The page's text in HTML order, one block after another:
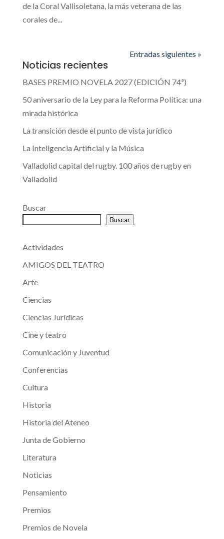
de la Coral Vallisoletana, la más veterana de las
corales de...
Entradas siguientes »
Noticias recientes
BASES PREMIO NOVELA 2027 (EDICIÓN 74ª)
50 aniversario de la Ley para la Reforma Política: una
mirada histórica
La transición desde el punto de vista jurídico
La Inteligencia Artificial y la Música
Valladolid capital del rugby. 100 años de rugby en
Valladolid
Buscar
Buscar
Actividades
AMIGOS DEL TEATRO
Arte
Ciencias
Ciencias Jurídicas
Cine y teatro
Comunicación y Juventud
Conferencias
Cultura
Historia
Historia del Ateneo
Junta de Gobierno
Literatura
Noticias
Pensamiento
Premios
Premios de Novela